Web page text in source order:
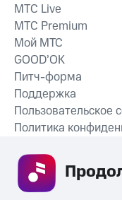
MTС Live
MTС Premium
Мой МТС
GOOD’OK
Питч-форма
Поддержка
Пользовательское
Политика